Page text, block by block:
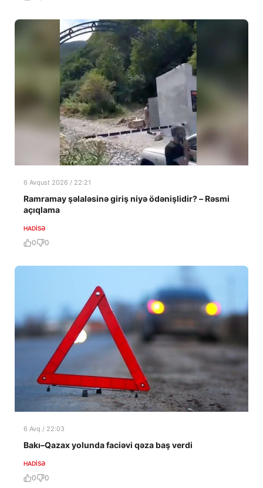
6 Avqust 2026 / 22:21
Ramramay şəlaləsinə giriş niyə ödənişlidir? – Rəsmi
açıqlama
HADISƏ
0 0
6 Avq / 22:03
Bakı–Qazax yolunda faciəvi qəza baş verdi
HADISƏ
0 0